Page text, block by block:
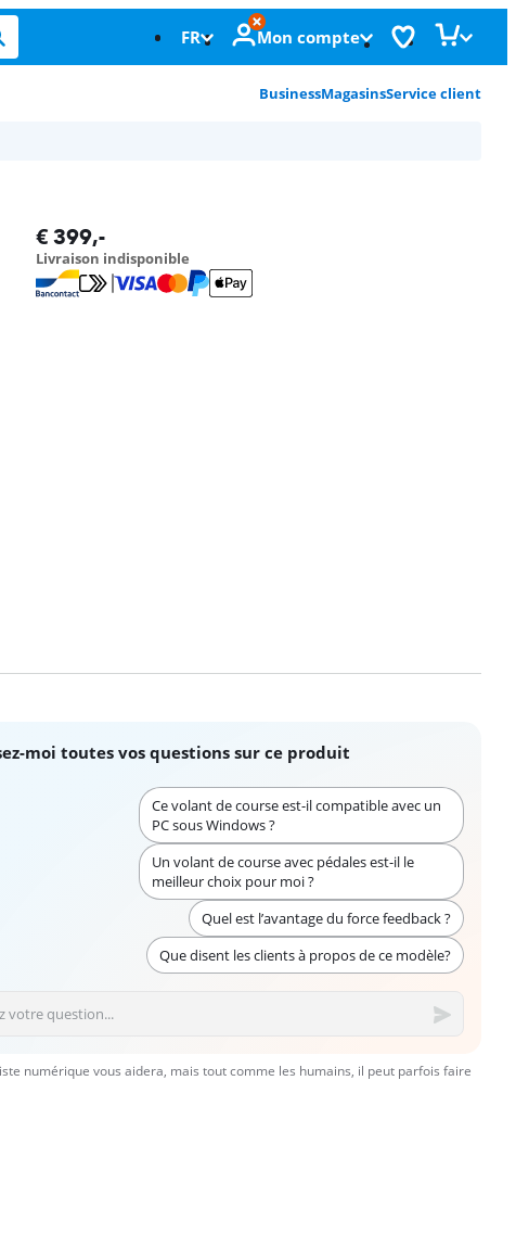
FR Mon compte
BusinessMagasinsService client
€399,-
Livraison indisponible
moi toutes vos questions sur ce produit
Ce volant de course est-il compatible avec un
PC sous Windows ?
Un volant de course avec pédales est-il le
meilleur choix pour moi ?
Quel est l’avantage du force feedback ?
Que disent les clients à propos de ce modèle?
numérique vous aidera, mais tout comme les humains, il peut parfois faire